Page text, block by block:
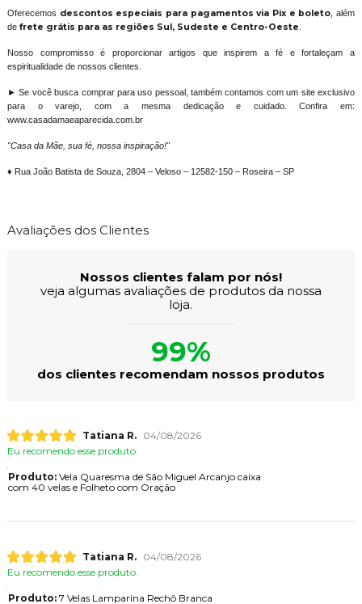
Oferecemos descontos especiais para pagamentos via Pix e boleto , além
de frete grátis para as regiões Sul, Sudeste e Centro-Oeste
Nosso compromisso é proporcionar artigos que inspirem a fé e fortaleçam a
espiritualidade de nossos clientes.
► Se você busca comprar para uso pessoal, também contamos com um site exclusivo
para o varejo, com a mesma dedicação e cuidado. Confira em:
www.casadamaeaparecida.com.br
"Casa da Mãe, sua fé, nossa inspiração!"
♦ Rua João Batista de Souza, 2804 – Veloso – 12582-150 – Roseira – SP
Avaliações dos Clientes
Nossos clientes falam por nós!
veja algumas avaliações de produtos da nossa
loja.
99%
dos clientes recomendam nossos produtos
Tatiana R.
04/08/2026
Eu recomendo esse produto.
Produto:Vela Quaresma de São Miguel Arcanjo caixa
com 40 velas e Folheto com Oração
Tatiana R.
04/08/2026
Eu recomendo esse produto.
Produto:7 Velas Lamparina Rechô Branca